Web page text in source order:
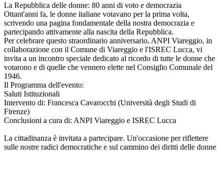
La Repubblica delle donne: 80 anni di voto e democrazia
Ottant'anni fa, le donne italiane votavano per la prima volta,
scrivendo una pagina fondamentale della nostra democrazia e
partecipando attivamente alla nascita della Repubblica.
Per celebrare questo straordinario anniversario, ANPI Viareggio, in
collaborazione con il Comune di Viareggio e l'ISREC Lucca, vi
invita a un incontro speciale dedicato al ricordo di tutte le donne che
votarono e di quelle che vennero elette nel Consiglio Comunale del
1946.
Il Programma dell'evento:
Saluti Istituzionali
Intervento di: Francesca Cavarocchi (Università degli Studi di
Firenze)
Conclusioni a cura di: ANPI Viareggio e ISREC Lucca
La cittadinanza è invitata a partecipare. Un'occasione per riflettere
sulle nostre radici democratiche e sul cammino dei diritti delle donne